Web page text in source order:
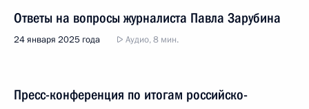
Ответы на вопросы журналиста Павла Зарубина
24 января 2025 года Аудио, 8 мин.
Пресс-конференция по итогам российско-